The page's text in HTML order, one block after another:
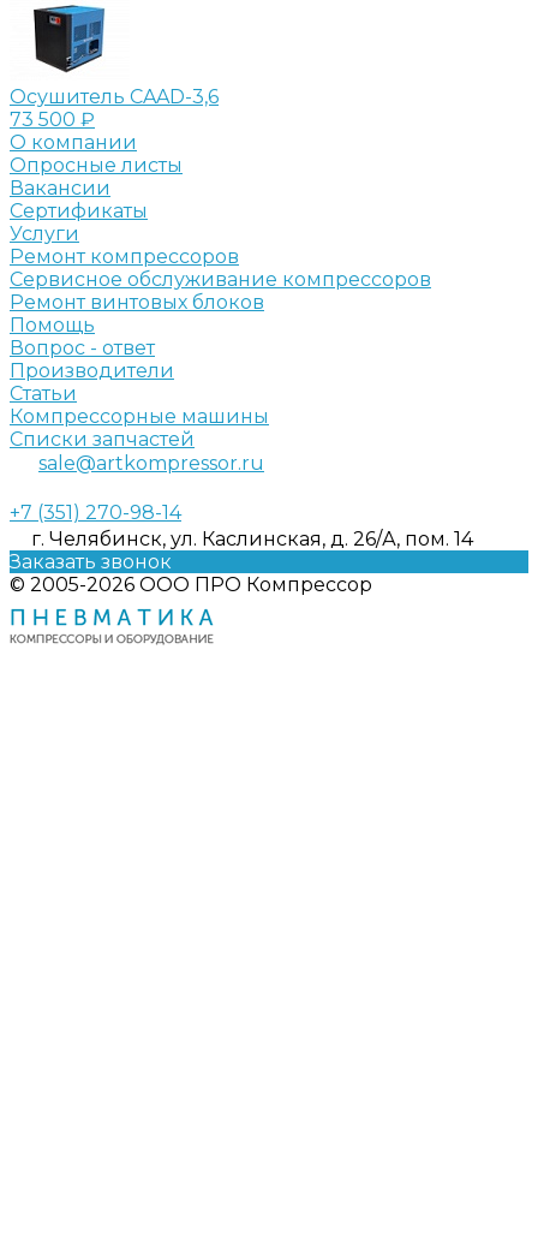
Осушитель CAAD-3,6
73 500 ₽
О компании
Опросные листы
Вакансии
Сертификаты
Услуги
Ремонт компрессоров
Сервисное обслуживание компрессоров
Ремонт винтовых блоков
Помощь
Вопрос - ответ
Производители
Статьи
Компрессорные машины
Списки запчастей
sale@artkompressor.ru
+7 (351) 270-98-14
г. Челябинск, ул. Каслинская, д. 26/А, пом. 14
Заказать звонок
© 2005-2026 ООО ПРО Компрессор